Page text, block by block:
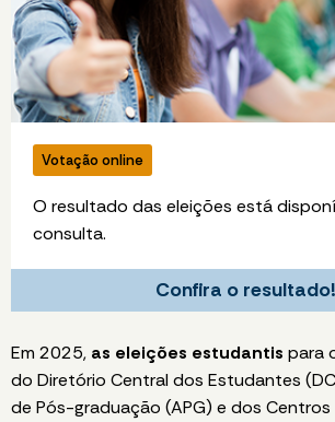
Votação online
O resultado das eleições está
consulta.
Confira o resultado!
Em 2025, as eleições estudantis para
do Diretório Central dos Estudantes
de Pós-graduação (APG) e dos Centros